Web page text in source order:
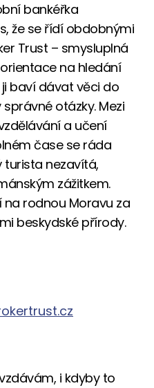
bankéřka
že se řídí obdobnými
Trust – smysluplná
na hledání
baví dávat věci do
otázky. Mezi
a učení
čase se ráda
turista nezavítá,
zážitkem.
rodnou Moravu za
beskydské přírody.
i kdyby to